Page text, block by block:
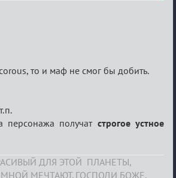
то и маф не смог бы добить.
персонажа получат строгое устное
ДЛЯ ЭТОЙ ПЛАНЕТЫ,
МЕЧТАЮТ. ГОСПОДИ БОЖЕ,